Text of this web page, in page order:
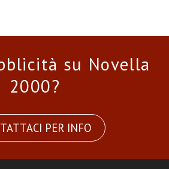
su Novella
2000?
PER INFO